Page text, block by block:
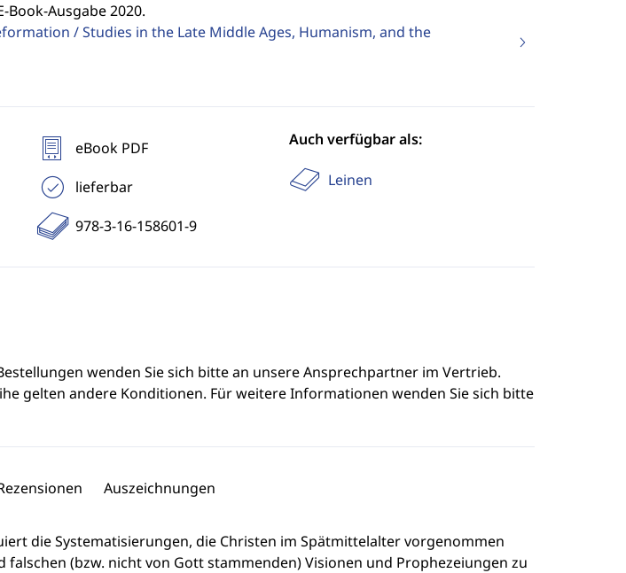
Book-Ausgabe 2020.
/ Studies in the Late Middle Ages, Humanism, and the
eBook PDF
lieferbar
978-3-16-158601-9
Auch verfügbar als:
Leinen
wenden Sie sich bitte an unsere Ansprechpartner im Vertrieb.
gelten andere Konditionen. Für weitere Informationen wenden Sie sich bitte
Auszeichnungen
die Systematisierungen, die Christen im Spätmittelalter vorgenommen
falschen (bzw. nicht von Gott stammenden) Visionen und Prophezeiungen zu